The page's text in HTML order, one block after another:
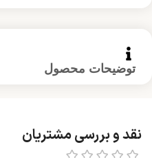
توضیحات محصول
نقد و بررسی مشتریان